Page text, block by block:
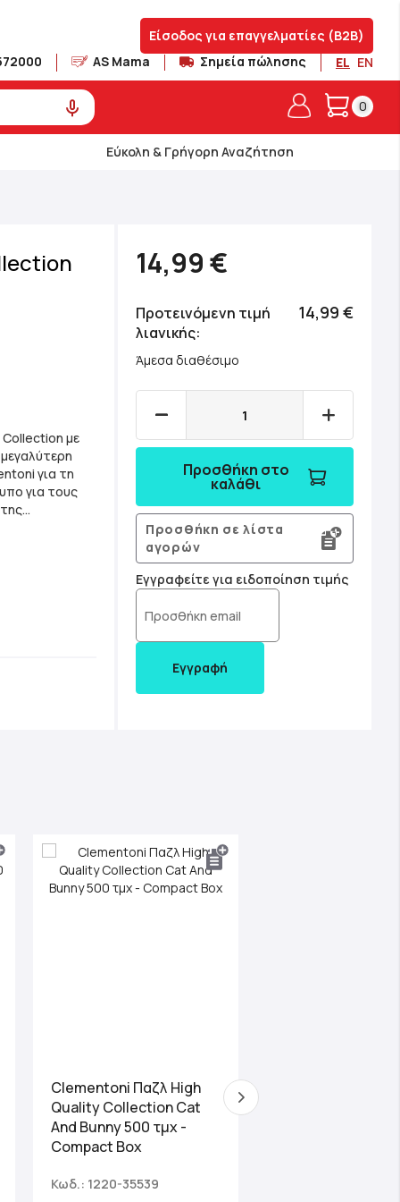
Είσοδος για επαγγελματίες (B2B)
AS Mama Σημεία πώλησης EL EN
Το
0
Εύκολη & Γρήγορη Αναζήτηση
με
για τη
για τους
φτιάχνονται
14,99 €
Προτεινόμενη τιμή
λιανικής
14,99 €
Άμεσα διαθέσιμο
Προσθήκη στο
καλάθι
Προσθήκη σε λίστα
αγορών
Εγγραφείτε για ειδοποίηση τιμής
Εγγραφή
Clementoni Παζλ High
Quality Collection Cat
And Bunny 500 τμχ -
Compact Box
Κωδ.: 1220-35539